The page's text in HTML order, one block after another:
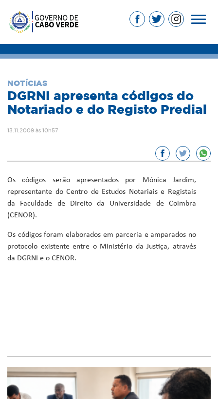
NOTÍCIAS
DGRNI apresenta códigos do
Notariado e do Registo Predial
13.11.2009 às 10h57
Os códigos serão apresentados por Mónica Jardim,
representante do Centro de Estudos Notariais e Registais
da Faculdade de Direito da Universidade de Coimbra
(CENOR).
Os códigos foram elaborados em parceria e amparados no
protocolo existente entre o Ministério da Justiça, através
da DGRNI e o CENOR.